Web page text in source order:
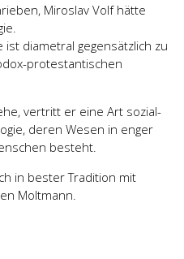
Miroslav Volf hätte
ist diametral gegensätzlich zu
protestantischen
vertritt er eine Art sozial-
deren Wesen in enger
besteht.
in bester Tradition mit
Moltmann.